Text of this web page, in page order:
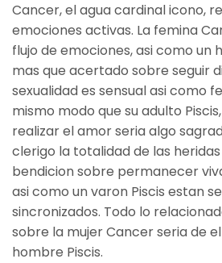
Cancer, el agua cardinal icono,
emociones activas. La femina
flujo de emociones, asi­ como un
mas que acertado sobre seguir
sexualidad es sensual asi­ como
mismo modo que su adulto
realizar el amor seri­a algo
clerigo la totalidad de las
bendicion sobre permanecer
asi­ como un varon Piscis estan
sincronizados. Todo lo
sobre la mujer Cancer seri­a de
hombre Piscis.